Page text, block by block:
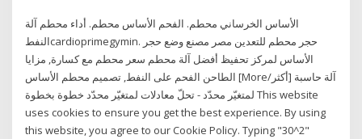
الأساس الخرساني محطم. الفحم الأساس محطم. أداء محطم آلة
النفطcardioprimegymin. حجر محطم للتعدين مصر مصنع وضع حجر
الأساس لمركز تحفيظ أفضل آلة محطم سعر محطم مع كسارة, مزايا
الطاحن الفحم على النفط, تصميم محطم الأساس [More/أكثر] آلة حاسبة
لمتغيّر محدّد - تحلّ معادلات لمتغيّر محدّد خطوة بخطوة This website
uses cookies to ensure you get the best experience. By using
this website, you agree to our Cookie Policy. Typing "30^2"